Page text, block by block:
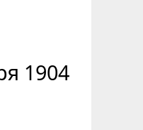
1904